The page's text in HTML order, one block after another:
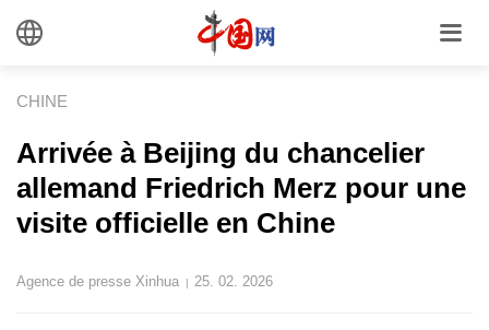
CHINE
Arrivée à Beijing du chancelier
allemand Friedrich Merz pour une
visite officielle en Chine
Agence de presse Xinhua | 25. 02. 2026